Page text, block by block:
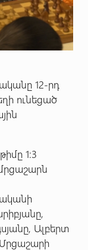
12-րդ
ունեցած
1:3
Ալբերտ